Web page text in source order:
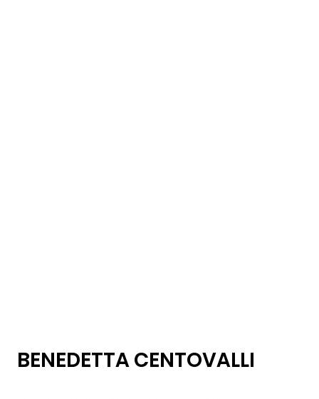
BENEDETTA CENTOVALLI